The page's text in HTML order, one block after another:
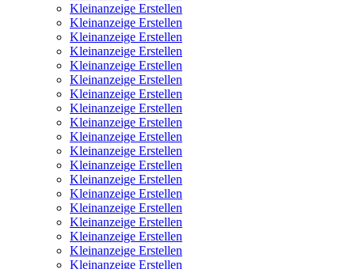
Kleinanzeige Erstellen
Kleinanzeige Erstellen
Kleinanzeige Erstellen
Kleinanzeige Erstellen
Kleinanzeige Erstellen
Kleinanzeige Erstellen
Kleinanzeige Erstellen
Kleinanzeige Erstellen
Kleinanzeige Erstellen
Kleinanzeige Erstellen
Kleinanzeige Erstellen
Kleinanzeige Erstellen
Kleinanzeige Erstellen
Kleinanzeige Erstellen
Kleinanzeige Erstellen
Kleinanzeige Erstellen
Kleinanzeige Erstellen
Kleinanzeige Erstellen
Kleinanzeige Erstellen